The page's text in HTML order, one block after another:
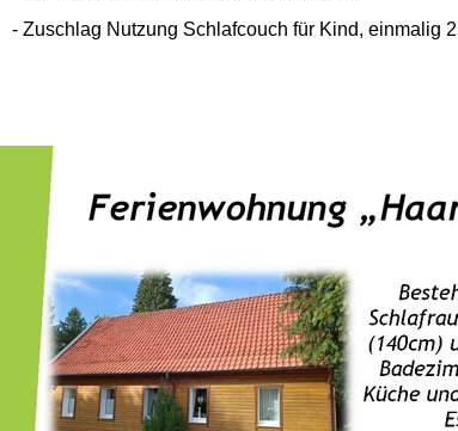
Zuschlag Nutzung Schlafcouch für Kind, einmalig